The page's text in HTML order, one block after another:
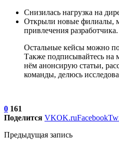
Снизилась нагрузка на
Открыли новые филиалы,
привлечения разработчика.
Остальные кейсы можно
Также подписывайтесь на
нём анонсирую статьи,
команды, делюсь
0 161
Поделится VKOK.ruFacebook
Предыдущая запись